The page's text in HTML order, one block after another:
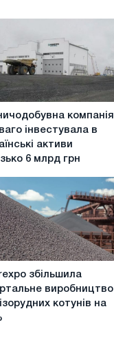
компанія
інвестувала в
активи
6 млрд грн
збільшила
виробництво
котунів на